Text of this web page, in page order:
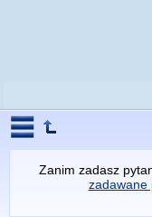
Zanim zadasz
zadawane